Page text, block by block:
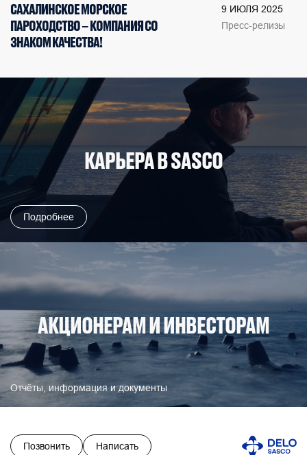
САХАЛИНСКОЕ МОРСКОЕ
ПАРОХОДСТВО – КОМПАНИЯ СО
ЗНАКОМ КАЧЕСТВА!
9 ИЮЛЯ 2025
Пресс-релизы
КАРЬЕРА В SASCO
Подробнее
АКЦИОНЕРАМ И ИНВЕСТОРАМ
Отчёты, информация и документы
Позвонить Написать